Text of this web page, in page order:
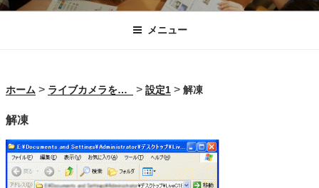
ツ
ッ
プ
メニュー
ホーム > ライブカメラを始めよう！ > 設定1 > 解凍
解凍